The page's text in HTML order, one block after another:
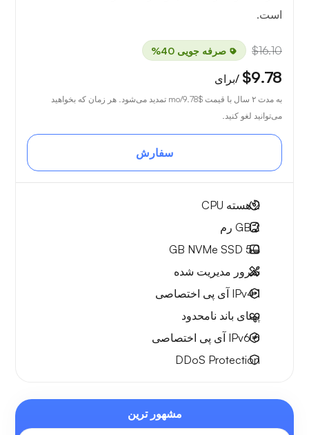
است.
$16.10 صرفه جویی 40%
$9.78 /برای
به مدت ۲ سال با قیمت $9.78
/mo تمدید می‌شود. هر زمان که بخواهید
می‌توانید لغو کنید.
سفارش
2هسته CPU
2 GB
رم
50 GB
NVMe SSD
سرور مدیریت شده
1 IPv4
آی پی اختصاصی
پهنای باند نامحدود
6 IPv6
آی پی اختصاصی
DDoS Protection
مشهور ترین